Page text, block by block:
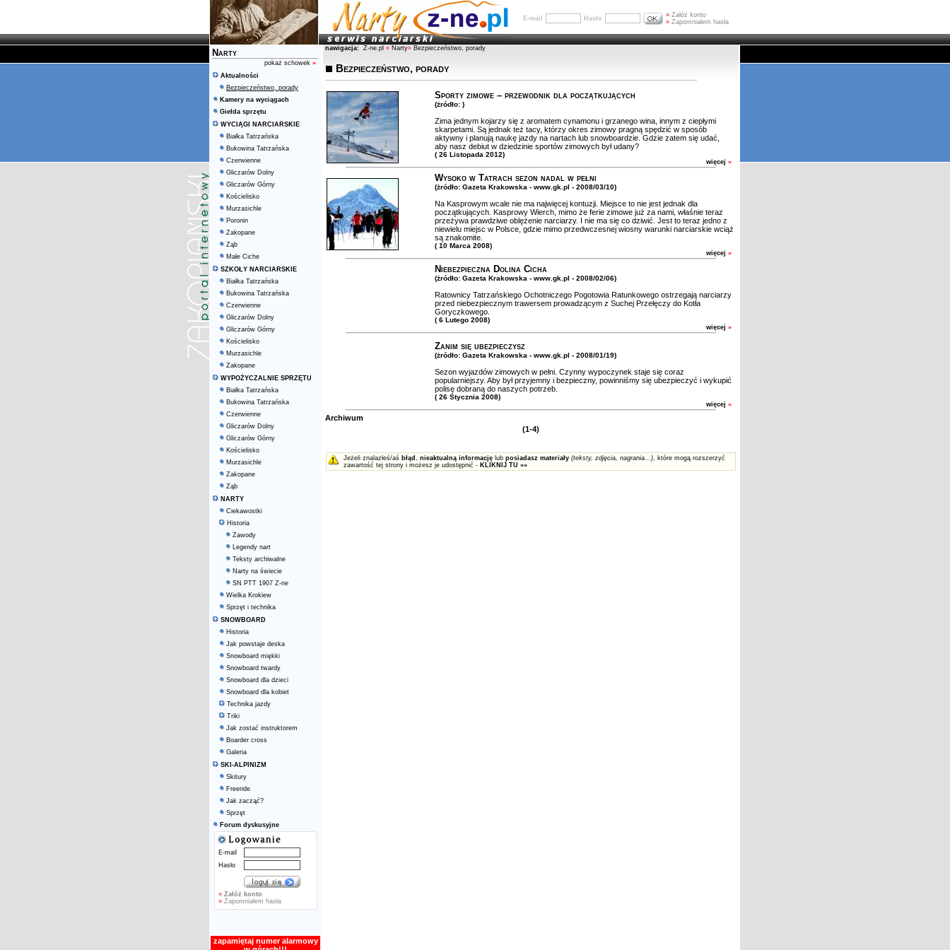
E-mail Hasło » Załóż konto
» Zapomniałem hasła
Narty
pokaż schowek »
Aktualności
Bezpieczeństwo, porady
Kamery na wyciągach
Giełda sprzętu
WYCIĄGI NARCIARSKIE
Białka Tatrzańska
Bukowina Tatrzańska
Czerwienne
Gliczarów Dolny
Gliczarów Górny
Kościelisko
Murzasichle
Poronin
Zakopane
Ząb
Małe Ciche
SZKOŁY NARCIARSKIE
Białka Tatrzańska
Bukowina Tatrzańska
Czerwienne
Gliczarów Dolny
Gliczarów Górny
Kościelisko
Murzasichle
Zakopane
WYPOŻYCZALNIE SPRZĘTU
Białka Tatrzańska
Bukowina Tatrzańska
Czerwienne
Gliczarów Dolny
Gliczarów Górny
Kościelisko
Murzasichle
Zakopane
Ząb
NARTY
Ciekawostki
Historia
Zawody
Legendy nart
Teksty archiwalne
Narty na świecie
SN PTT 1907 Z-ne
Wielka Krokiew
Sprzęt i technika
SNOWBOARD
Historia
Jak powstaje deska
Snowboard miękki
Snowboard twardy
Snowboard dla dzieci
Snowboard dla kobiet
Technika jazdy
Triki
Jak zostać instruktorem
Boarder cross
Galeria
SKI-ALPINIZM
Skitury
Freeride
Jak zacząć?
Sprzęt
Forum dyskusyjne
E-mail
Hasło
» Załóż konto
»Zapomniałem hasła
zapamiętaj numer alarmowy
nawigacja: Z-ne.pl » Narty» Bezpieczeństwo, porady
Bezpieczeństwo, porady
Sporty zimowe – przewodnik dla początkujących
(żródło: )
Zima jednym kojarzy się z aromatem cynamonu i grzanego wina, innym z ciepłymi
skarpetami. Są jednak też tacy, którzy okres zimowy pragną spędzić w sposób
aktywny i planują naukę jazdy na nartach lub snowboardzie. Gdzie zatem się udać,
aby nasz debiut w dziedzinie sportów zimowych był udany?
( 26 Listopada 2012)
więcej »
Wysoko w Tatrach sezon nadal w pełni
(żródło: Gazeta Krakowska - www.gk.pl - 2008/03/10)
Na Kasprowym wcale nie ma najwięcej kontuzji. Miejsce to nie jest jednak dla
początkujących. Kasprowy Wierch, mimo że ferie zimowe już za nami, właśnie teraz
przeżywa prawdziwe oblężenie narciarzy. I nie ma się co dziwić. Jest to teraz jedno z
niewielu miejsc w Polsce, gdzie mimo przedwczesnej wiosny warunki narciarskie wciąż
są znakomite.
( 10 Marca 2008)
więcej »
Niebezpieczna Dolina Cicha
(żródło: Gazeta Krakowska - www.gk.pl - 2008/02/06)
Ratownicy Tatrzańskiego Ochotniczego Pogotowia Ratunkowego ostrzegają narciarzy
przed niebezpiecznym trawersem prowadzącym z Suchej Przełęczy do Kotła
Goryczkowego.
( 6 Lutego 2008)
więcej »
Zanim się ubezpieczysz
(żródło: Gazeta Krakowska - www.gk.pl - 2008/01/19)
Sezon wyjazdów zimowych w pełni. Czynny wypoczynek staje się coraz
popularniejszy. Aby był przyjemny i bezpieczny, powinniśmy się ubezpieczyć i wykupić
polisę dobraną do naszych potrzeb.
( 26 Stycznia 2008)
więcej »
Archiwum
(1-4)
Jeżeli znalazłeś/aś błąd , nieaktualną informację lub posiadasz materiały (teksty, zdjęcia, nagrania...), które mogą rozszerzyć
zawartość tej strony i możesz je udostępnić - KLIKNIJ TU »»